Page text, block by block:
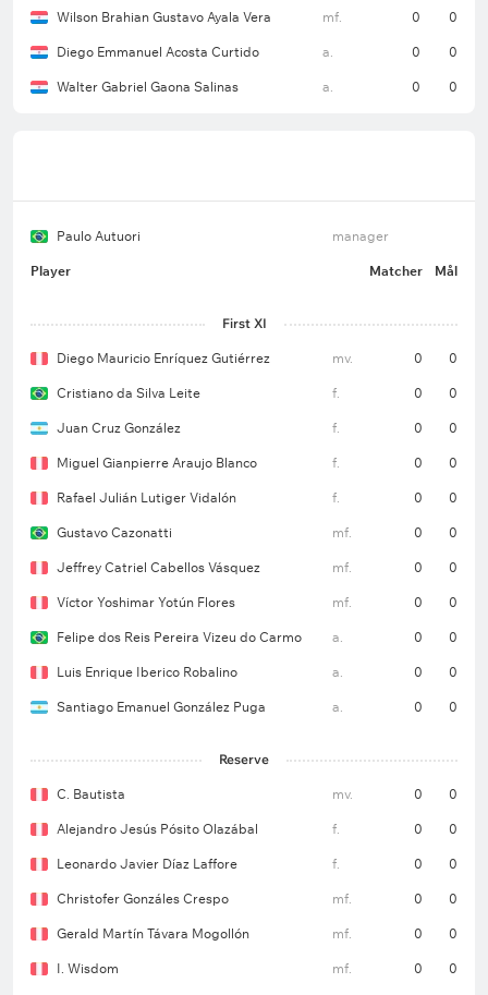
Wilson Brahian Gustavo Ayala Vera mf. 0 0
Diego Emmanuel Acosta Curtido a. 0 0
Walter Gabriel Gaona Salinas a. 0 0
Paulo Autuori manager
Player Matcher Mål
First XI
Diego Mauricio Enríquez Gutiérrez mv. 0 0
Cristiano da Silva Leite f. 0 0
Juan Cruz González f. 0 0
Miguel Gianpierre Araujo Blanco f. 0 0
Rafael Julián Lutiger Vidalón f. 0 0
Gustavo Cazonatti mf. 0 0
Jeffrey Catriel Cabellos Vásquez mf. 0 0
Víctor Yoshimar Yotún Flores mf. 0 0
Felipe dos Reis Pereira Vizeu do Carmo a. 0 0
Luis Enrique Iberico Robalino a. 0 0
Santiago Emanuel González Puga a. 0 0
Reserve
C. Bautista mv. 0 0
Alejandro Jesús Pósito Olazábal f. 0 0
Leonardo Javier Díaz Laffore f. 0 0
Christofer Gonzáles Crespo mf. 0 0
Gerald Martín Távara Mogollón mf. 0 0
I. Wisdom mf. 0 0